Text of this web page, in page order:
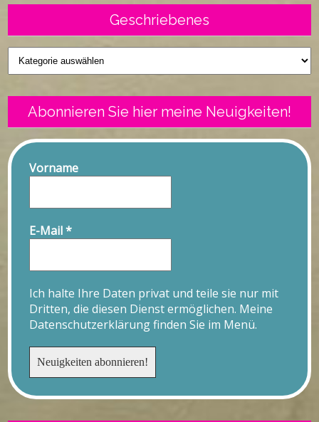
Geschriebenes
Geschriebenes
Abonnieren Sie hier meine Neuigkeiten!
Vorname
E-Mail*
Ich halte Ihre Daten privat und teile sie nur mit
Dritten, die diesen Dienst ermöglichen. Meine
Datenschutzerklärung finden Sie im Menü.